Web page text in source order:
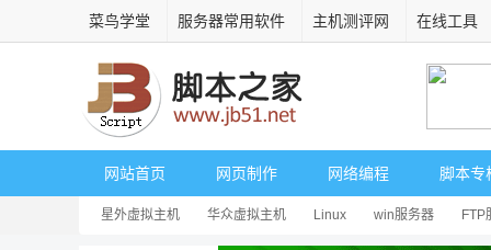
菜鸟学堂 服务器常用软件 主机测评网 在线工具
网站首页 网页制作 网络编程 脚本专
星外虚拟主机 华众虚拟主机 Linux win服务器 FTP